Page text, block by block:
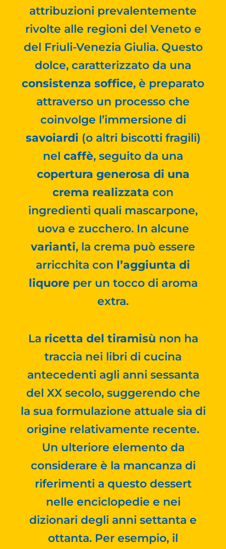
attribuzioni prevalentemente
rivolte alle regioni del Veneto e
del Friuli-Venezia Giulia. Questo
dolce, caratterizzato da una
consistenza soffice, è preparato
attraverso un processo che
coinvolge l’immersione di
savoiardi (o altri biscotti fragili)
nel caffè, seguito da una
copertura generosa di una
crema realizzata con
ingredienti quali mascarpone,
uova e zucchero. In alcune
varianti, la crema può essere
arricchita con l’aggiunta di
liquoreper un tocco di aroma
extra.
La ricetta del tiramisù non ha
traccia nei libri di cucina
antecedenti agli anni sessanta
del XX secolo, suggerendo che
la sua formulazione attuale sia di
origine relativamente recente.
Un ulteriore elemento da
considerare è la mancanza di
riferimenti a questo dessert
nelle enciclopedie e nei
dizionari degli anni settanta e
ottanta. Per esempio, il